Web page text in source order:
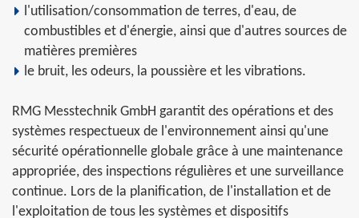
l'utilisation/consommation de terres, d'eau, de
combustibles et d'énergie, ainsi que d'autres sources de
matières premières
le bruit, les odeurs, la poussière et les vibrations.
RMG Messtechnik GmbH garantit des opérations et des
systèmes respectueux de l'environnement ainsi qu'une
sécurité opérationnelle globale grâce à une maintenance
appropriée, des inspections régulières et une surveillance
continue. Lors de la planification, de l'installation et de
l'exploitation de tous les systèmes et dispositifs